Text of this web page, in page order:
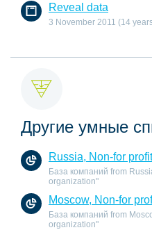
Reveal data
3 November 2011 (14
Другие умные
Russia, Non-for
База компаний from
organization"
Moscow, Non-for
База компаний from
organization"